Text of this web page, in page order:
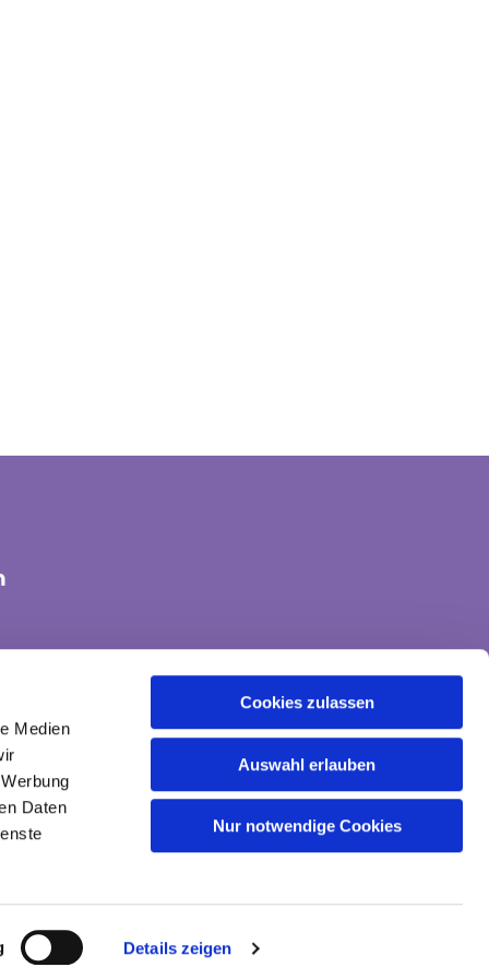
Medien
Daten
Details zeigen
Cookies zulassen
Auswahl erlauben
Nur notwendige Cookies